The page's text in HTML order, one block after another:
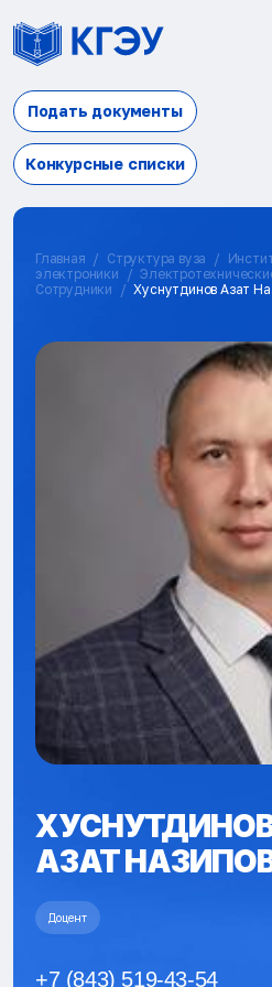
Подать документы
Конкурсные списки
Главная Структура вуза
электроники
Сотрудники
Хуснутдинов Азат
АЗАТ
Доцент
+7 (843) 519-43-54